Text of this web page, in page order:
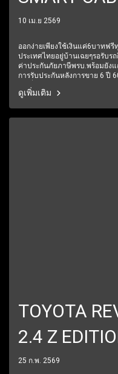
ปี2016 ราค
10 เม.ย 2569
ออกง่ายเพียงใช้เงินแค่6บาทฟ
ประเทศไทยอยู่บ้านเฉยๆรอรับ
ค่าประกันภัยภาษีพรบ.พร้อมยัง
การรับประกันหลังการขาย 6 ปี
24 ชั่วโมง1 ปีเต็ม6 เดือนแรกรั
250 คัน
ดูเพิ่มเติม
TOYOTA
2.4 Z
ปี2019 ราค
25 ก.พ. 2569